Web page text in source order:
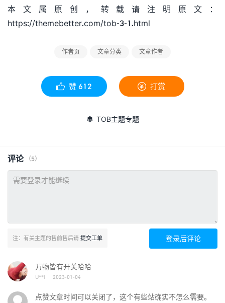
本文属原创，转载请注明原文：
https://themebetter.com/tob-3-1.html
作者页 文章分类 文章作者
 赞 612  打赏
 TOB主题专题
评论（5）
登录后评论
注：有关主题的售前售后请 提交工单
万物皆有开关哈哈
U**I 2023-01-04
点赞文章时间可以关闭了，这个有些站确实不怎么需要。